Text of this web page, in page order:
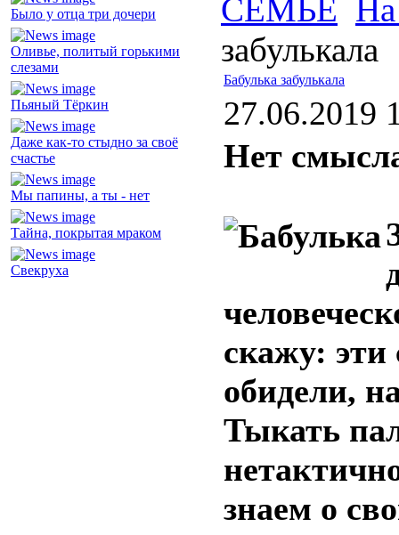
Было у отца три дочери
Оливье, политый горькими
слезами
Пьяный Тёркин
Даже как-то стыдно за своё
счастье
Мы папины, а ты - нет
Тайна, покрытая мраком
Свекруха
СЕМЬЕ На
забулькала
Бабулька забулькала
27.06.2019
Нет
скажу: эти
обидели,
Тыкать
знаем о